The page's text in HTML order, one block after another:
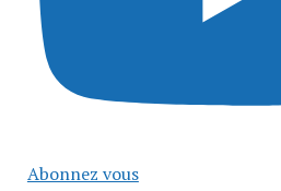
Abonnez vous